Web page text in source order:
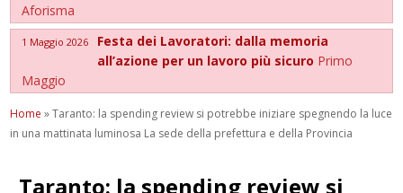
Aforisma
1 Maggio 2026
Festa dei Lavoratori: dalla memoria
all’azione per un lavoro più sicuro Primo
Maggio
Home »Taranto: la spending review si potrebbe iniziare spegnendo la luce
in una mattinata luminosa La sede della prefettura e della Provincia
Taranto: la spending review si